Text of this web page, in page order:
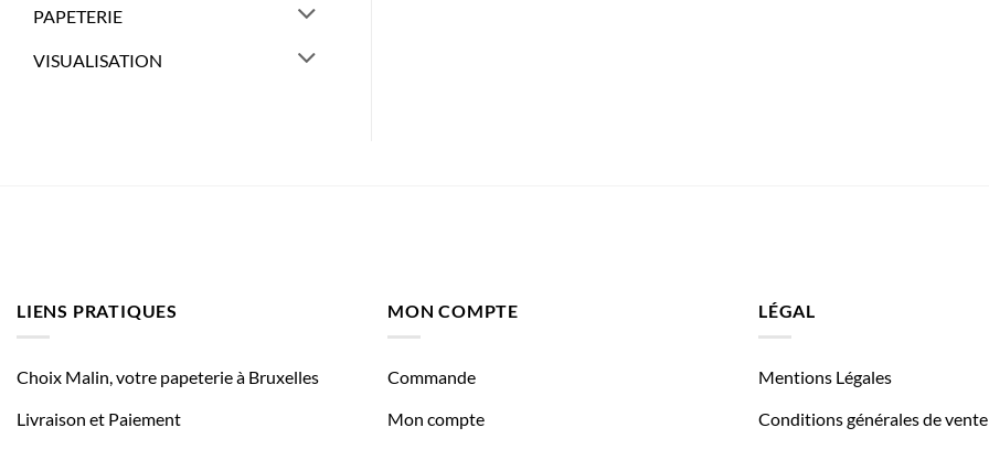
PAPETERIE
VISUALISATION
LIENS PRATIQUES
Choix Malin, votre papeterie à Bruxelles
Livraison et Paiement
MON COMPTE
Commande
Mon compte
LÉGAL
Mentions Légales
Conditions générales de vente